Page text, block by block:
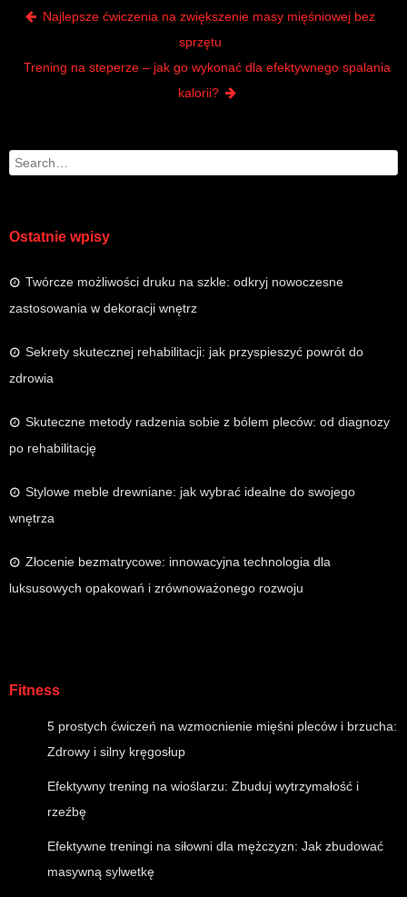
Search
Ostatnie wpisy
Twórcze możliwości druku na szkle: odkryj nowoczesne
zastosowania w dekoracji wnętrz
Sekrety skutecznej rehabilitacji: jak przyspieszyć powrót do
zdrowia
Skuteczne metody radzenia sobie z bólem pleców: od diagnozy
po rehabilitację
Stylowe meble drewniane: jak wybrać idealne do swojego
wnętrza
Złocenie bezmatrycowe: innowacyjna technologia dla
luksusowych opakowań i zrównoważonego rozwoju
Fitness
5 prostych ćwiczeń na wzmocnienie mięśni pleców i brzucha:
Zdrowy i silny kręgosłup
Efektywny trening na wioślarzu: Zbuduj wytrzymałość i
rzeźbę
Efektywne treningi na siłowni dla mężczyzn: Jak zbudować
masywną sylwetkę
Post navigation
Najlepsze ćwiczenia na zwiększenie masy mięśniowej bez
sprzętu
Trening na steperze – jak go wykonać dla efektywnego spalania
kalorii?